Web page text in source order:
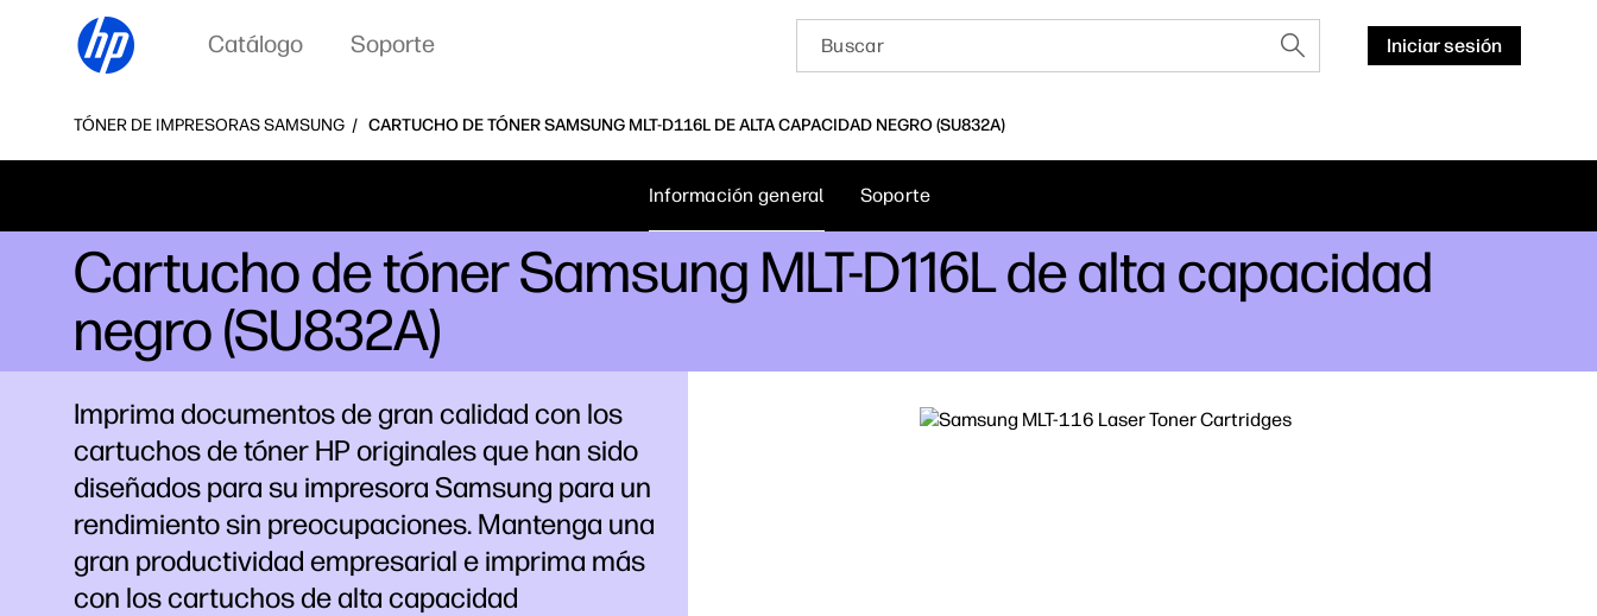
Catálogo Soporte Iniciar sesión
TÓNER DE IMPRESORAS SAMSUNG CARTUCHO DE TÓNER SAMSUNG MLT-D116L DE ALTA CAPACIDAD NEGRO (SU832A)
Información general Soporte
Cartucho de tóner Samsung MLT-D116L de alta capacidad
negro (SU832A)
Imprima documentos de gran calidad con los
cartuchos de tóner HP originales que han sido
diseñados para su impresora Samsung para un
rendimiento sin preocupaciones. Mantenga una
gran productividad empresarial e imprima más
con los cartuchos de alta capacidad